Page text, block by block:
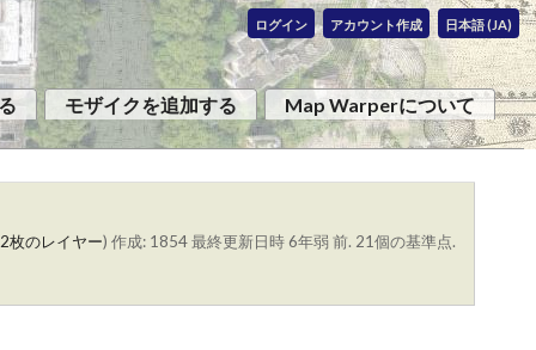
ログイン アカウント作成 日本語 (JA)
モザイクを追加する Map Warperについて
2枚のレイヤー) 作成: 1854最終更新日時 6年弱 前. 21個の基準点.